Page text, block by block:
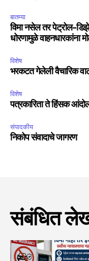
बातम्या
विमा नसेल तर पेट्रोल-
धोरणामुळे वाहनधारकांना
विशेष
भरकटत गेलेली वैचारिक
विशेष
पत्रकारिता ते हिंसक
संपादकीय
निकोप संवादाचे जागरण
संबंधित